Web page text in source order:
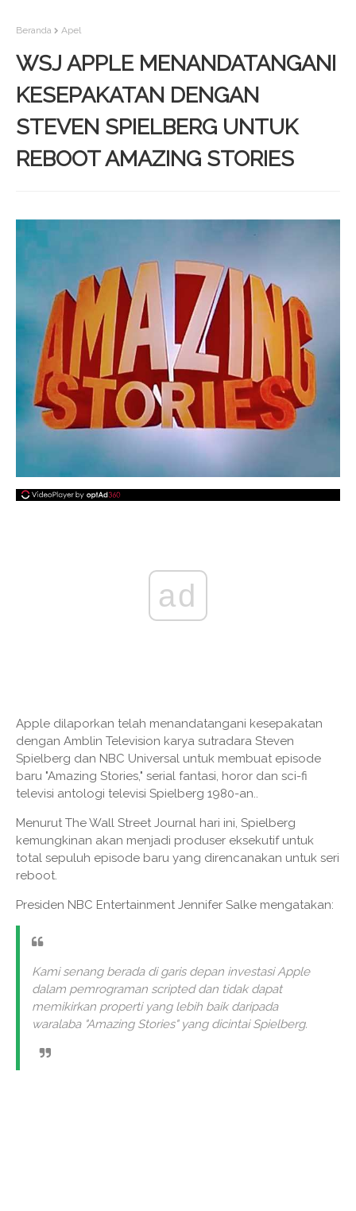
Beranda Apel
WSJ APPLE MENANDATANGANI
KESEPAKATAN DENGAN
STEVEN SPIELBERG UNTUK
REBOOT AMAZING STORIES
ad
Apple dilaporkan telah menandatangani kesepakatan
dengan Amblin Television karya sutradara Steven
Spielberg dan NBC Universal untuk membuat episode
baru "Amazing Stories," serial fantasi, horor dan sci-fi
televisi antologi televisi Spielberg 1980-an..
Menurut The Wall Street Journal hari ini, Spielberg
kemungkinan akan menjadi produser eksekutif untuk
total sepuluh episode baru yang direncanakan untuk seri
reboot.
Presiden NBC Entertainment Jennifer Salke mengatakan:
Kami senang berada di garis depan investasi Apple
dalam pemrograman scripted dan tidak dapat
memikirkan properti yang lebih baik daripada
waralaba "Amazing Stories" yang dicintai Spielberg.